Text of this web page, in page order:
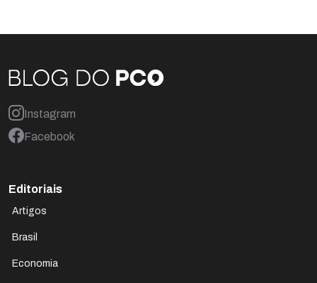
Instagram
Facebook
Editoriais
Artigos
Brasil
Economia